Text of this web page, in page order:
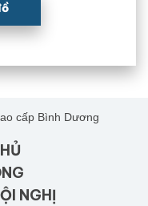
NGHỊ